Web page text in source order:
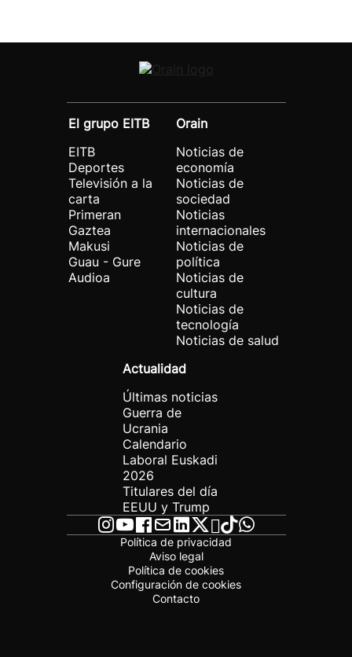
El grupo EITB
EITB
Deportes
Televisión a la
carta
Primeran
Gaztea
Makusi
Guau - Gure
Audioa
Orain
Noticias de
economía
Noticias de
sociedad
Noticias
internacionales
Noticias de
política
Noticias de
cultura
Noticias de
tecnología
Noticias de salud
Actualidad
Últimas noticias
Guerra de
Ucrania
Calendario
Laboral Euskadi
2026
Titulares del día
EEUU y Trump
Política de privacidad
Aviso legal
Política de cookies
Configuración de cookies
Contacto